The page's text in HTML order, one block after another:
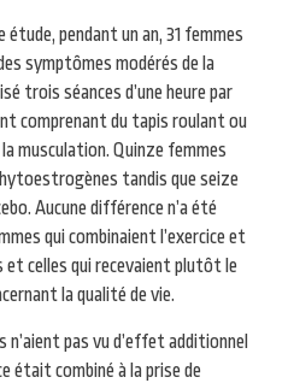
étude, pendant un an, 31 femmes
symptômes modérés de la
trois séances d’une heure par
comprenant du tapis roulant ou
musculation. Quinze femmes
tandis que seize
Aucune différence n’a été
qui combinaient l’exercice et
et celles qui recevaient plutôt le
la qualité de vie.
n’aient pas vu d’effet additionnel
était combiné à la prise de